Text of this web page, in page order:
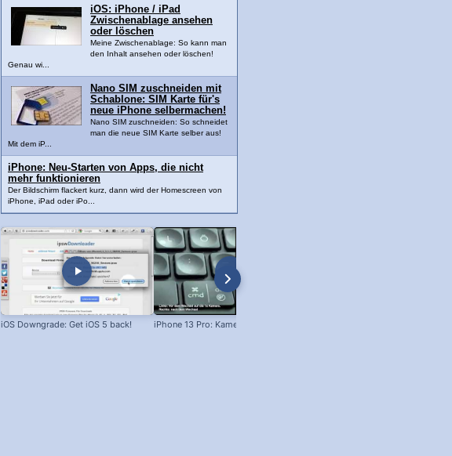
iOS: iPhone / iPad
Zwischenablage ansehen
oder löschen
Meine Zwischenablage: So kann man
den Inhalt ansehen oder löschen!
Genau wi...
Nano SIM zuschneiden mit
Schablone: SIM Karte für's
neue iPhone selbermachen!
Nano SIM zuschneiden: So schneidet
man die neue SIM Karte selber aus!
Mit dem iP...
iPhone: Neu-Starten von Apps, die nicht
mehr funktionieren
Der Bildschirm flackert kurz, dann wird der Homescreen von
iPhone, iPad oder iPo...
iOS Downgrade: Get iOS 5 back! iPhone 13 Pro: Kamera unscharf?